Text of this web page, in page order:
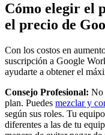
Cómo elegir el
el precio de
Con los costos en
suscripción a Google
ayudarte a obtener el
Consejo Profesional: No
plan. Puedes mezclar y
según sus roles. Tu
diferentes a las de tu